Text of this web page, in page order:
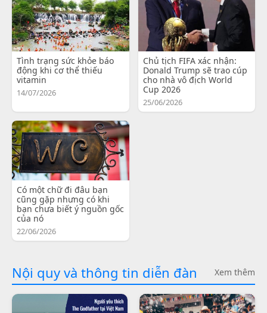
Tình trạng sức khỏe báo
động khi cơ thể thiếu
vitamin
14/07/2026
Chủ tịch FIFA xác nhận:
Donald Trump sẽ trao cúp
cho nhà vô địch World
Cup 2026
25/06/2026
Có một chữ đi đâu bạn
cũng gặp nhưng có khi
bạn chưa biết ý nguồn gốc
của nó
22/06/2026
Nội quy và thông tin diễn đàn Xem thêm